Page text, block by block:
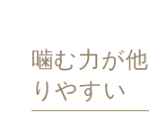
噛む力が
りやすい